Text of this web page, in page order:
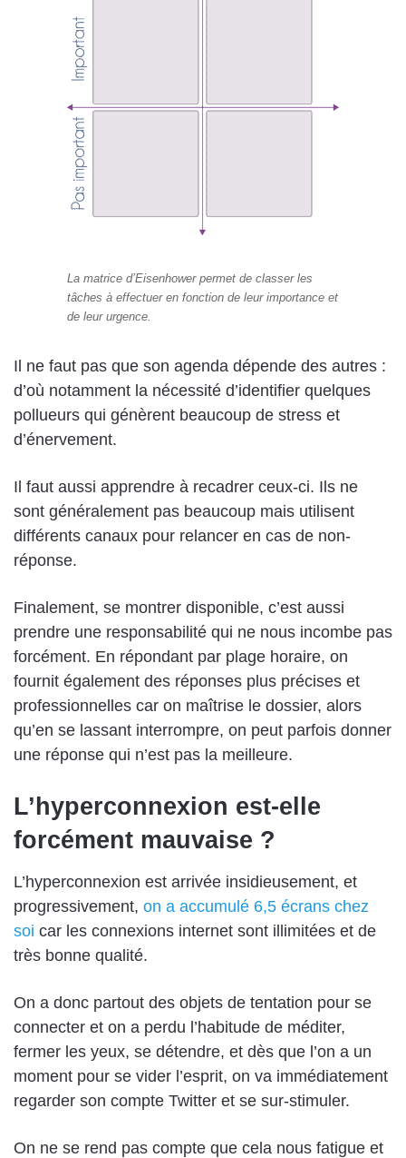
La matrice d’Eisenhower permet de classer les
tâches à effectuer en fonction de leur importance et
de leur urgence.
Il ne faut pas que son agenda dépende des autres :
d’où notamment la nécessité d’identifier quelques
pollueurs qui génèrent beaucoup de stress et
d’énervement.
Il faut aussi apprendre à recadrer ceux-ci. Ils ne
sont généralement pas beaucoup mais utilisent
différents canaux pour relancer en cas de non-
réponse.
Finalement, se montrer disponible, c’est aussi
prendre une responsabilité qui ne nous incombe pas
forcément. En répondant par plage horaire, on
fournit également des réponses plus précises et
professionnelles car on maîtrise le dossier, alors
qu’en se lassant interrompre, on peut parfois donner
une réponse qui n’est pas la meilleure.
L’hyperconnexion est-elle
forcément mauvaise ?
L’hyperconnexion est arrivée insidieusement, et
progressivement, on a accumulé 6,5 écrans chez
soi car les connexions internet sont illimitées et de
très bonne qualité.
On a donc partout des objets de tentation pour se
connecter et on a perdu l’habitude de méditer,
fermer les yeux, se détendre, et dès que l’on a un
moment pour se vider l’esprit, on va immédiatement
regarder son compte Twitter et se sur-stimuler.
On ne se rend pas compte que cela nous fatigue et